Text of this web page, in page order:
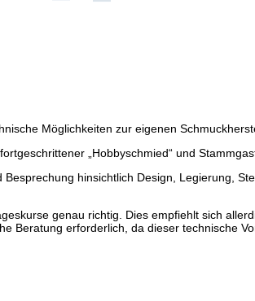
Möglichkeiten zur eigenen
„Hobbyschmied“ und
hinsichtlich Design, Legierung,
genau richtig. Dies empfiehlt sich
erforderlich, da dieser technische